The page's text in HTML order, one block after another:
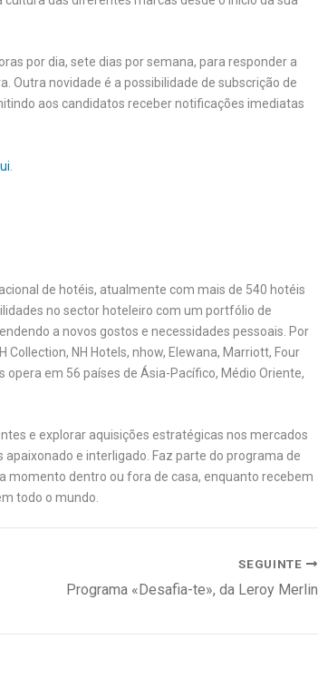
por dia, sete dias por semana, para responder a
Outra novidade é a possibilidade de subscrição de
aos candidatos receber notificações imediatas
de hotéis, atualmente com mais de 540 hotéis
no sector hoteleiro com um portfólio de
a novos gostos e necessidades pessoais. Por
NH Hotels, nhow, Elewana, Marriott, Four
opera em 56 países de Ásia-Pacífico, Médio Oriente,
e explorar aquisições estratégicas nos mercados
e interligado. Faz parte do programa de
momento dentro ou fora de casa, enquanto recebem
todo o mundo.
SEGUINTE
Programa «Desafia-te», da Leroy Merlin